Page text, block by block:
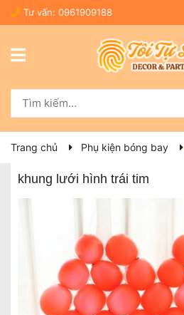
Tư vấn: 0961909188
Trang chủ Phụ kiện bóng bay
khung lưới hình trái tim